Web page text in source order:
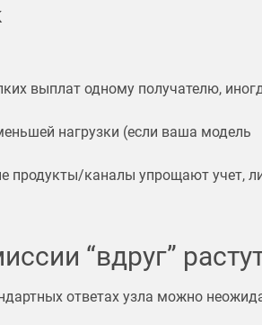
выплат одному получателю,
нагрузки (если ваша модель
продукты/каналы упрощают учет,
“вдруг”
ответах узла можно